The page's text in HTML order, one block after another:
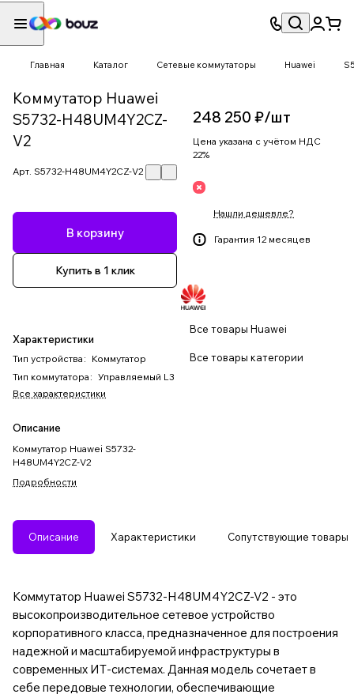
Главная Каталог Сетевые коммутаторы Huawei
Коммутатор Huawei
S5732-H48UM4Y2CZ-
V2
Арт. S5732-H48UM4Y2CZ-V2
В корзину
Купить в 1 клик
Характеристики
Тип устройства : Коммутатор
Тип коммутатора : Управляемый L3
Все характеристики
Описание
Коммутатор Huawei S5732-
H48UM4Y2CZ-V2
Подробности
248 250 ₽/шт
Цена указана с учётом НДС
22%
Нашли дешевле?
Гарантия 12 месяцев
Все товары Huawei
Все товары категории
Описание Характеристики Сопутствующие товары
Коммутатор Huawei S5732-H48UM4Y2CZ-V2 - это
высокопроизводительное сетевое устройство
корпоративного класса, предназначенное для построения
надежной и масштабируемой инфраструктуры в
современных ИТ-системах. Данная модель сочетает в
себе передовые технологии, обеспечивающие